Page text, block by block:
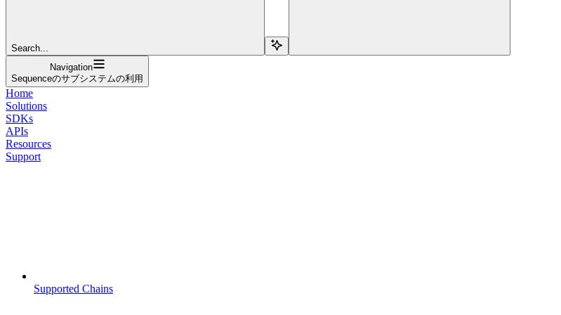
Search...
Navigation
Sequenceのサブシステムの利用
Home
Solutions
SDKs
APIs
Resources
Support
Supported Chains